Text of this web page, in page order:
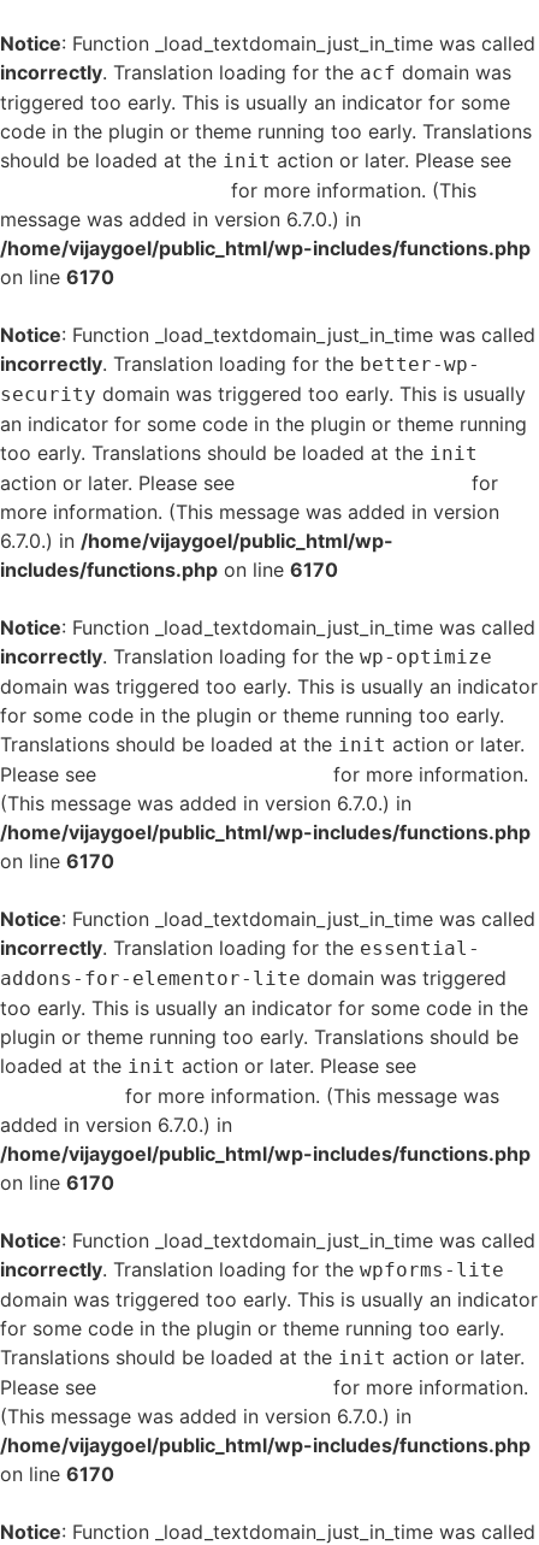
Notice: Function _load_textdomain_just_in_time was called
incorrectly. Translation loading for the acf domain was
triggered too early. This is usually an indicator for some
code in the plugin or theme running too early. Translations
should be loaded at the init action or later. Please see
for more information. (This
message was added in version 6.7.0.) in
/home/vijaygoel/public_html/wp-includes/functions.php
on line 6170
Notice: Function _load_textdomain_just_in_time was called
incorrectly. Translation loading for the better-wp-
security domain was triggered too early. This is usually
an indicator for some code in the plugin or theme running
too early. Translations should be loaded at the init
action or later. Please see
for
more information. (This message was added in version
6.7.0.) in /home/vijaygoel/public_html/wp-
includes/functions.php on line 6170
Notice: Function _load_textdomain_just_in_time was called
incorrectly. Translation loading for the wp-optimize
domain was triggered too early. This is usually an indicator
for some code in the plugin or theme running too early.
Translations should be loaded at the init action or later.
Please see
for more information.
(This message was added in version 6.7.0.) in
/home/vijaygoel/public_html/wp-includes/functions.php
on line 6170
Notice: Function _load_textdomain_just_in_time was called
incorrectly. Translation loading for the essential-
addons-for-elementor-lite domain was triggered
too early. This is usually an indicator for some code in the
plugin or theme running too early. Translations should be
loaded at the init action or later. Please see
for more information. (This message was
added in version 6.7.0.) in
/home/vijaygoel/public_html/wp-includes/functions.php
on line 6170
Notice: Function _load_textdomain_just_in_time was called
incorrectly. Translation loading for the wpforms-lite
domain was triggered too early. This is usually an indicator
for some code in the plugin or theme running too early.
Translations should be loaded at the init action or later.
Please see
for more information.
(This message was added in version 6.7.0.) in
/home/vijaygoel/public_html/wp-includes/functions.php
on line 6170
Notice: Function _load_textdomain_just_in_time was called